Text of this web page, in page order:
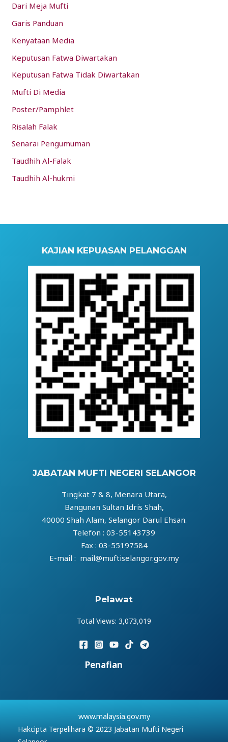
Dari Meja Mufti
Garis Panduan
Kenyataan Media
Keputusan Fatwa Diwartakan
Keputusan Fatwa Tidak Diwartakan
Mufti Di Media
Poster/Pamphlet
Risalah Falak
Senarai Pengumuman
Taudhih Al-Falak
Taudhih Al-hukmi
KAJIAN KEPUASAN PELANGGAN
JABATAN MUFTI NEGERI SELANGOR
Tingkat 7 & 8, Menara Utara,
Bangunan Sultan Idris Shah,
40000 Shah Alam, Selangor Darul Ehsan.
Telefon : 03-55143739
Fax : 03-55197584
E-mail : mail@muftiselangor.gov.my
Pelawat
Total Views: 3,073,019
Penafian
www.malaysia.gov.my
Hakcipta Terpelihara © 2023 Jabatan Mufti Negeri